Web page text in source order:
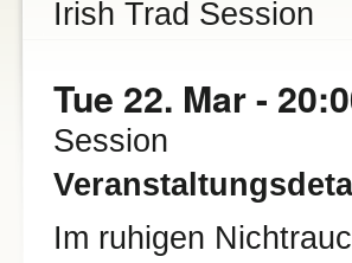
Irish Trad Session
Tue 22. Mar -
Session
Im ruhigen